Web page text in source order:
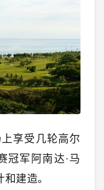
享受几轮高尔
冠军阿南达·马
建造。